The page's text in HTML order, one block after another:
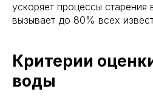
ускоряет процессы старения
вызывает до 80% всех
Критерии
воды